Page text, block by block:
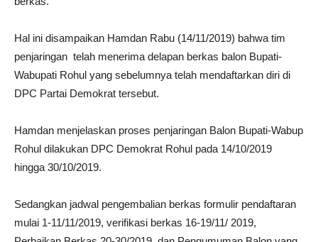
Hal ini disampaikan Hamdan Rabu (14/11/2019) bahwa tim
penjaringan telah menerima delapan berkas balon Bupati-
Wabupati Rohul yang sebelumnya telah mendaftarkan diri di
DPC Partai Demokrat tersebut.
Hamdan menjelaskan proses penjaringan Balon Bupati-Wabup
Rohul dilakukan DPC Demokrat Rohul pada 14/10/2019
hingga 30/10/2019.
Sedangkan jadwal pengembalian berkas formulir pendaftaran
mulai 1-11/11/2019, verifikasi berkas 16-19/11/ 2019,